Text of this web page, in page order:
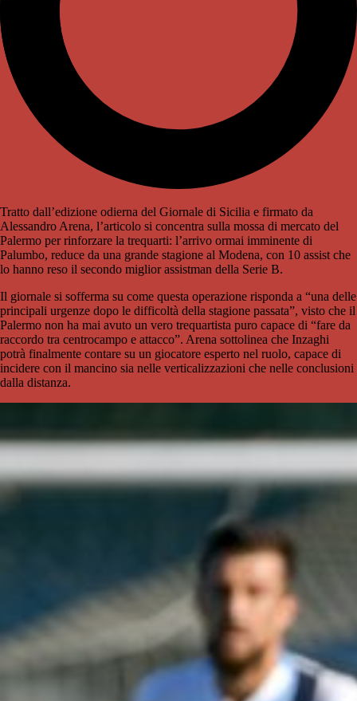
Tratto dall’edizione odierna del Giornale di Sicilia e firmato da
Alessandro Arena, l’articolo si concentra sulla mossa di mercato del
Palermo per rinforzare la trequarti: l’arrivo ormai imminente di
Palumbo, reduce da una grande stagione al Modena, con 10 assist che
lo hanno reso il secondo miglior assistman della Serie B.
Il giornale si sofferma su come questa operazione risponda a “una delle
principali urgenze dopo le difficoltà della stagione passata”, visto che il
Palermo non ha mai avuto un vero trequartista puro capace di “fare da
raccordo tra centrocampo e attacco”. Arena sottolinea che Inzaghi
potrà finalmente contare su un giocatore esperto nel ruolo, capace di
incidere con il mancino sia nelle verticalizzazioni che nelle conclusioni
dalla distanza.